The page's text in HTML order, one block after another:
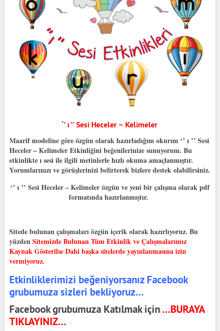
‘’ ı ’’ Sesi Heceler – Kelimeler
Maarif modeline göre özgün olarak hazırladığım okurım ‘’ ı ’’ Sesi
Heceler – Kelimeler Etkinliğini beğenilerinize sunuyorum. Bu
etkinlikte ı sesi ile ilgili metinlerle hızlı okuma amaçlanmıştır.
Yorumlarınızı ve görüşlerinizi belirterek bizlere destek olabilirsiniz.
‘’ ı ’’ Sesi Heceler – Kelimeler özgün ve yeni bir çalışma olarak pdf
formatında hazırlanmıştır.
Sitede bulunan çalışmaları özgün içerik olarak hazırlıyoruz. Bu
yüzdenSitemizde Bulunan Tüm Etkinlik ve Çalışmalarımız
Kaynak Gösterilse Dahi başka sitelerde yayınlanmasına izin
vermiyoruz.
Etkinliklerimizi beğeniyorsanız Facebook
grubumuza sizleri bekliyoruz…
Facebook grubumuza Katılmak için…BURAYA
TIKLAYINIZ…